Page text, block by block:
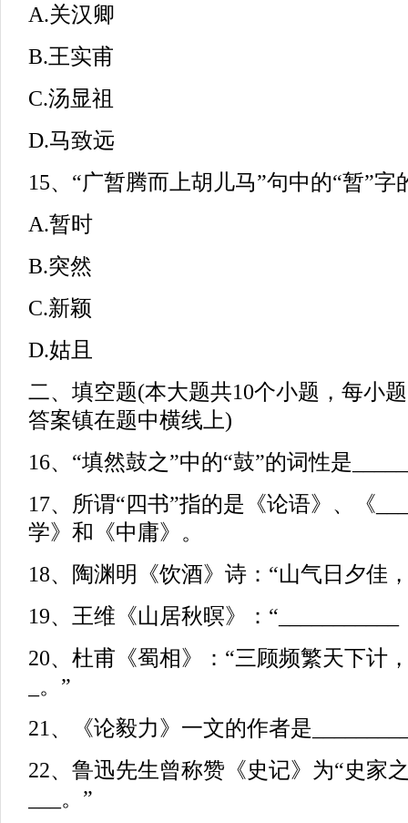
A.关汉卿
B.王实甫
C.汤显祖
D.马致远
15、“广暂腾而上胡儿马”句中的“暂”字
A.暂时
B.突然
C.新颖
D.姑且
二、填空题(本大题共10个小题，每小
答案镇在题中横线上)
16、“填然鼓之”中的“鼓”的词性是
17、所谓“四书”指的是《论语》、《
学》和《中庸》。
18、陶渊明《饮酒》诗：“山气日夕佳
19、王维《山居秋暝》：
20、杜甫《蜀相》：“三顾频繁天下计，
_。”
21、《论毅力》一文的作者是
22、鲁迅先生曾称赞《史记》为“史家
___。”